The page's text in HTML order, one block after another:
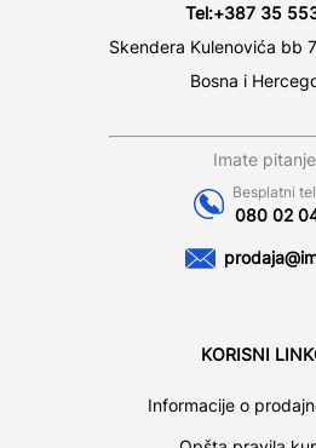
Tel:+387 35
Skendera Kulenovića bb
Bosna i
Imate
Besplatni
080 02
KORISNI
Informacije o